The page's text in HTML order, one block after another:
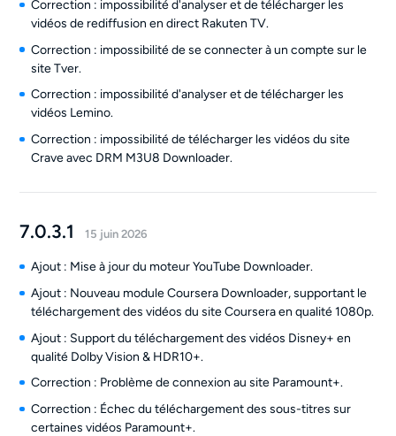
Correction : impossibilité d'analyser et de télécharger les
vidéos de rediffusion en direct Rakuten TV.
Correction : impossibilité de se connecter à un compte sur le
site Tver.
Correction : impossibilité d'analyser et de télécharger les
vidéos Lemino.
Correction : impossibilité de télécharger les vidéos du site
Crave avec DRM M3U8 Downloader.
7.0.3.1 15 juin 2026
Ajout : Mise à jour du moteur YouTube Downloader.
Ajout : Nouveau module Coursera Downloader, supportant le
téléchargement des vidéos du site Coursera en qualité 1080p.
Ajout : Support du téléchargement des vidéos Disney+ en
qualité Dolby Vision & HDR10+.
Correction : Problème de connexion au site Paramount+.
Correction : Échec du téléchargement des sous-titres sur
certaines vidéos Paramount+.